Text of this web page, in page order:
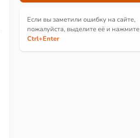
Если вы заметили ошибку на сайте,
пожалуйста, выделите её и нажмите
Ctrl+Enter